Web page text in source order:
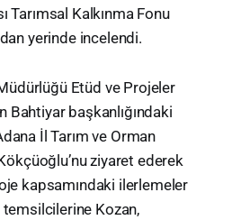
Tarımsal Kalkınma Fonu
yerinde incelendi.
Etüd ve Projeler
Bahtiyar başkanlığındaki
İl Tarım ve Orman
ziyaret ederek
kapsamındaki ilerlemeler
Kozan,